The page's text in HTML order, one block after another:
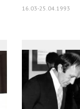
16.03-25.04.1993